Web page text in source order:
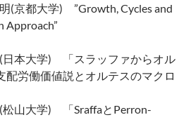
(京都大学) ”Growth, Cycles and
Approach”
本大学) 「スラッファからオル
労働価値説とオルテスのマクロ
山大学) 「SraffaとPerron-